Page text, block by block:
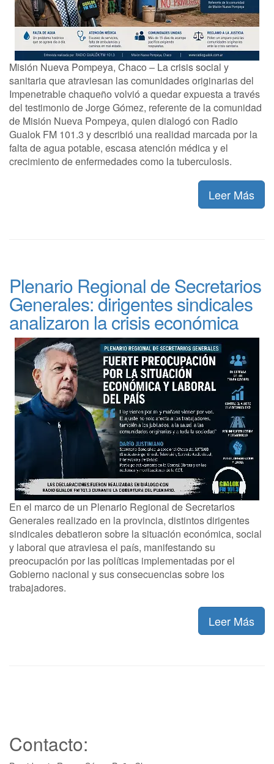
Misión Nueva Pompeya, Chaco – La crisis social y
sanitaria que atraviesan las comunidades originarias del
Impenetrable chaqueño volvió a quedar expuesta a través
del testimonio de Jorge Gómez, referente de la comunidad
de Misión Nueva Pompeya, quien dialogó con Radio
Gualok FM 101.3 y describió una realidad marcada por la
falta de agua potable, escasa atención médica y el
crecimiento de enfermedades como la tuberculosis.
Leer Más
Plenario Regional de Secretarios
Generales: dirigentes sindicales
analizaron la crisis económica
En el marco de un Plenario Regional de Secretarios
Generales realizado en la provincia, distintos dirigentes
sindicales debatieron sobre la situación económica, social
y laboral que atraviesa el país, manifestando su
preocupación por las políticas implementadas por el
Gobierno nacional y sus consecuencias sobre los
trabajadores.
Leer Más
Contacto: